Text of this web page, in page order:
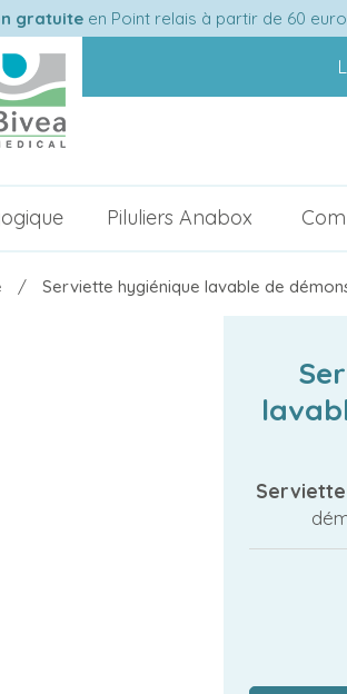
gratuiteen Point relais à partir de 60
Piluliers Anabox
Serviette hygiénique lavable de